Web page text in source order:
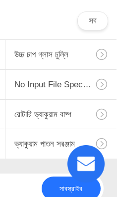
সব
উচ্চ চাপ গ্লাস চুল্লি
No Input File Specified.
রোটারি ভ্যাকুয়াম বাষ্প
ভ্যাকুয়াম পাতন সরঞ্জাম
সাবস্ক্রাইব